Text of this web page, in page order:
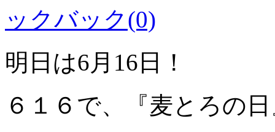
ックバック(0)
明日は6月16日！
６１６で、『麦とろの